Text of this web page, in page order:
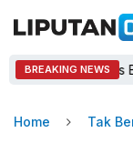
BREAKING NEWS
Kapolres Bogor
Home Tak